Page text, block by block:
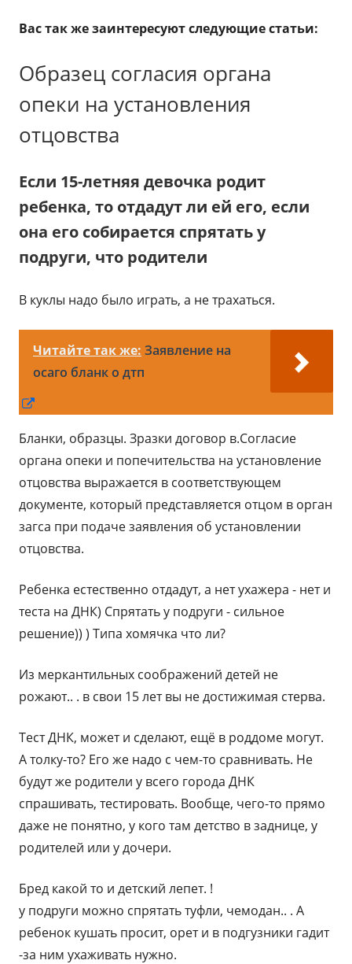
Вас так же заинтересуют следующие статьи:
Образец согласия органа
опеки на установления
отцовства
Если 15-летняя девочка родит
ребенка, то отдадут ли ей его, если
она его собирается спрятать у
подруги, что родители
В куклы надо было играть, а не трахаться.
Читайте так же: Заявление на
осаго бланк о дтп
новом
окне
Бланки, образцы. Зразки договор в.Согласие
органа опеки и попечительства на установление
отцовства выражается в соответствующем
документе, который представляется отцом в орган
загса при подаче заявления об установлении
отцовства.
Ребенка естественно отдадут, а нет ухажера - нет и
теста на ДНК) Спрятать у подруги - сильное
решение)) ) Типа хомячка что ли?
Из меркантильных соображений детей не
рожают.. . в свои 15 лет вы не достижимая стерва.
Тест ДНК, может и сделают, ещё в роддоме могут.
А толку-то? Его же надо с чем-то сравнивать. Не
будут же родители у всего города ДНК
спрашивать, тестировать. Вообще, чего-то прямо
даже не понятно, у кого там детство в заднице, у
родителей или у дочери.
Бред какой то и детский лепет. !
у подруги можно спрятать туфли, чемодан.. . А
ребенок кушать просит, орет и в подгузники гадит
-за ним ухаживать нужно.